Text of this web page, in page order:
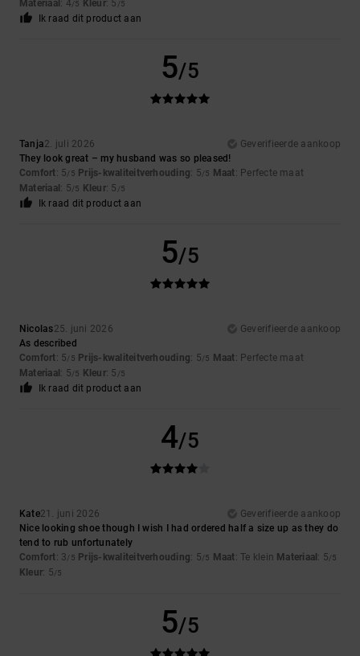
Materiaal : 4/5 Kleur: 5 /5
Ik raad dit product aan
5/5
Tanja2. juli 2026
Geverifieerde aankoop
They look great – my husband was so pleased!
Comfort: 5/5 Prijs-kwaliteitverhouding: 5/5 Maat: Perfecte maat
Materiaal : 5/5 Kleur: 5 /5
Ik raad dit product aan
5/5
Nicolas25. juni 2026
Geverifieerde aankoop
As described
Comfort: 5/5 Prijs-kwaliteitverhouding: 5/5 Maat: Perfecte maat
Materiaal : 5/5 Kleur: 5 /5
Ik raad dit product aan
4/5
Kate21. juni 2026
Geverifieerde aankoop
Nice looking shoe though I wish I had ordered half a size up as they do
tend to rub unfortunately
Comfort: 3/5 Prijs-kwaliteitverhouding: 5/5 Maat: Te klein Materiaal : 5/5
Kleur: 5/5
5/5